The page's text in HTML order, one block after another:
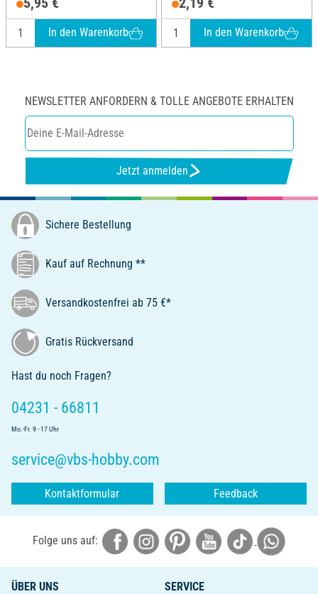
In den Warenkorb In den Warenkorb
NEWSLETTER ANFORDERN & TOLLE ANGEBOTE ERHALTEN
Jetzt anmelden
Sichere Bestellung
Kauf auf Rechnung **
Versandkostenfrei ab 75 €*
Gratis Rückversand
Hast du noch Fragen?
04231 - 66811
Mo.-Fr. 9 - 17 Uhr
service@vbs-hobby.com
Kontaktformular Feedback
Folge uns auf:
ÜBER UNS
SERVICE